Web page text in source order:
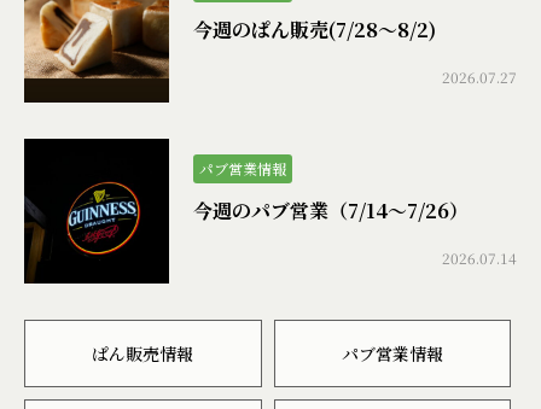
今週のぱん販売(7/28〜8/2)
2026.07.27
パブ営業情報
今週のパブ営業（7/14〜7/26）
2026.07.14
ぱん販売情報 パブ営業情報